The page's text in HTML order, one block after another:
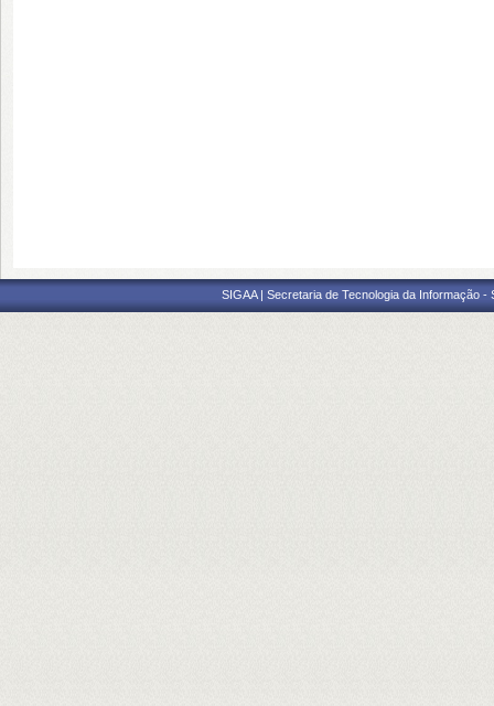
SIGAA | Secretaria de Tecnologia da Informação